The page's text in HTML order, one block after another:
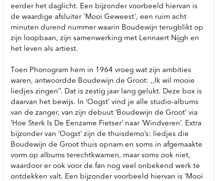
eerder het daglicht. Een bijzonder voorbeeld hiervan is
de waardige afsluiter 'Mooi Geweest', een ruim acht
minuten durend nummer waarin Boudewijn terugblikt op
zijn loopbaan, zijn samenwerking met Lennaert Nijgh en
het leven als artiest.
Toen Phonogram hem in 1964 vroeg wat zijn ambities
waren, antwoordde Boudewijn de Groot: ,,Ik wil mooie
liedjes zingen’’. Dat is zestig jaar lang gelukt. Deze box is
daarvan het bewijs. In ‘Oogst’ vind je alle studio-albums
van de zanger, van zijn debuut ‘Boudewijn de Groot’ via
‘Hoe Sterk Is De Eenzame Fietser’ naar ‘Windveren’. Extra
bijzonder van ‘Oogst’ zijn de thuisdemo’s: liedjes die
Boudewijn de Groot thuis opnam en soms in afgemaakte
vorm op albums terechtkwamen, maar soms ook niet,
waardoor er ook voor de fan nog veel onbekend werk te
ontdekken valt. Een bijzonder voorbeeld hiervan is ‘Mooi